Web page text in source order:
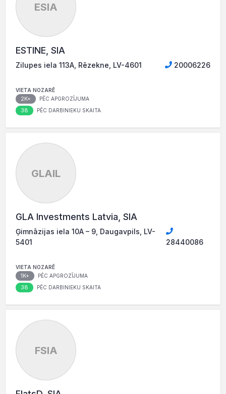
ESIA
ESTINE, SIA
Zilupes iela 113A, Rēzekne, LV-4601 20006226
VIETA NOZARĒ
2K+ PĒC APGROZĪJUMA
38 PĒC DARBINIEKU SKAITA
GLAIL
GLA Investments Latvia, SIA
Ģimnāzijas iela 10A – 9, Daugavpils, LV-
5401
28440086
VIETA NOZARĒ
1K+ PĒC APGROZĪJUMA
38 PĒC DARBINIEKU SKAITA
FSIA